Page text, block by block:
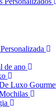
de ano
Luxo